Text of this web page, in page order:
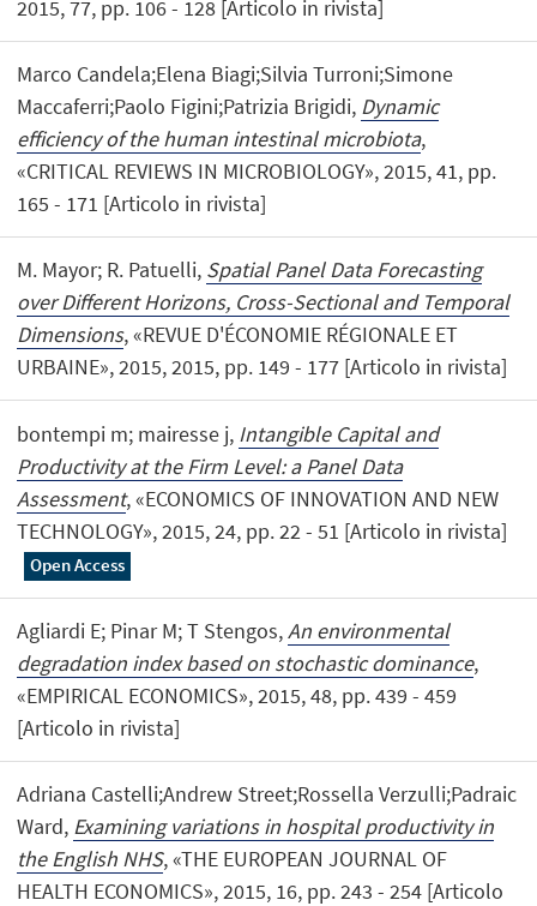
2015, 77, pp. 106 - 128 [Articolo in rivista]
Marco Candela;Elena Biagi;Silvia Turroni;Simone
Maccaferri;Paolo Figini;Patrizia Brigidi, Dynamic
efficiency of the human intestinal microbiota,
«CRITICAL REVIEWS IN MICROBIOLOGY», 2015, 41, pp.
165 - 171 [Articolo in rivista]
M. Mayor; R. Patuelli, Spatial Panel Data Forecasting
over Different Horizons, Cross-Sectional and Temporal
Dimensions, «REVUE D'ÉCONOMIE RÉGIONALE ET
URBAINE», 2015, 2015, pp. 149 - 177 [Articolo in rivista]
bontempi m; mairesse j, Intangible Capital and
Productivity at the Firm Level: a Panel Data
Assessment, «ECONOMICS OF INNOVATION AND NEW
TECHNOLOGY», 2015, 24, pp. 22 - 51 [Articolo in rivista]
Open Access
Agliardi E; Pinar M; T Stengos,An environmental
degradation index based on stochastic dominance,
«EMPIRICAL ECONOMICS», 2015, 48, pp. 439 - 459
[Articolo in rivista]
Adriana Castelli;Andrew Street;Rossella Verzulli;Padraic
Ward, Examining variations in hospital productivity in
the English NHS, «THE EUROPEAN JOURNAL OF
HEALTH ECONOMICS», 2015, 16, pp. 243 - 254 [Articolo